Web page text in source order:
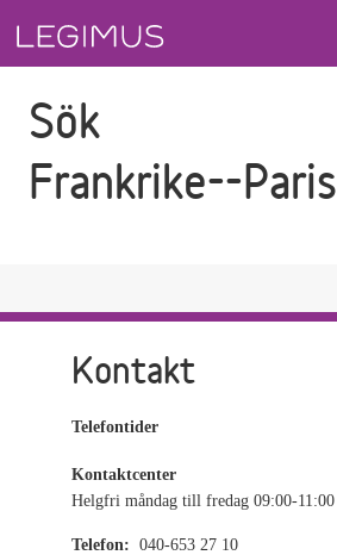
Sök
Frankrike--Paris
Kontakt
Telefontider
Kontaktcenter
Helgfri måndag till fredag 09:00-11:00
Telefon: 040-653 27 10